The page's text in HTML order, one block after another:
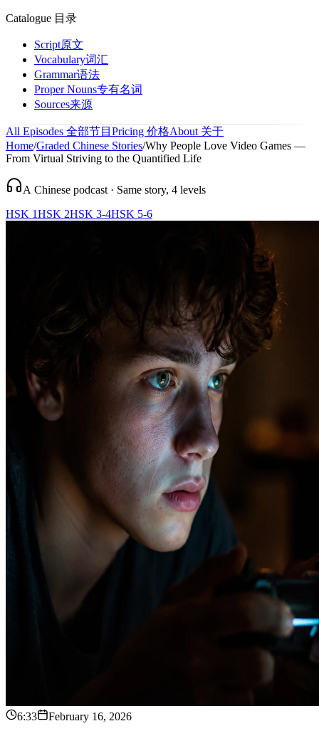
Catalogue 目录
Script原文
Vocabulary词汇
Grammar语法
Proper Nouns专有名词
Sources来源
All Episodes 全部节目 Pricing 价格About 关于
Home/Graded Chinese Stories/Why People Love Video Games —
From Virtual Striving to the Quantified Life
A Chinese podcast · Same story, 4 levels
HSK 1HSK 2HSK 3-4HSK 5-6
6:33 February 16, 2026